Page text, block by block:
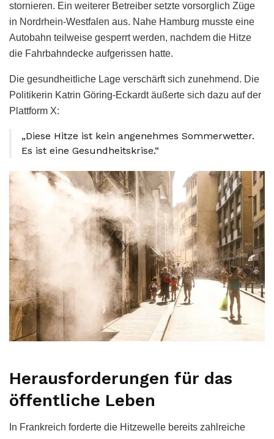
stornieren. Ein weiterer Betreiber setzte vorsorglich Züge
in Nordrhein-Westfalen aus. Nahe Hamburg musste eine
Autobahn teilweise gesperrt werden, nachdem die Hitze
die Fahrbahndecke aufgerissen hatte.
Die gesundheitliche Lage verschärft sich zunehmend. Die
Politikerin Katrin Göring-Eckardt äußerte sich dazu auf der
Plattform X:
„Diese Hitze ist kein angenehmes Sommerwetter.
Es ist eine Gesundheitskrise.“
Herausforderungen für das
öffentliche Leben
In Frankreich forderte die Hitzewelle bereits zahlreiche